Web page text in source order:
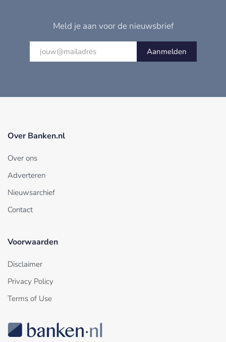
Meld je aan voor de nieuwsbrief
Aanmelden
Over Banken.nl
Over ons
Adverteren
Nieuwsarchief
Contact
Voorwaarden
Disclaimer
Privacy Policy
Terms of Use